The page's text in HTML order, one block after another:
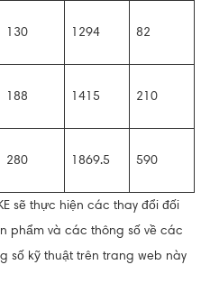
130 1294 82
188 1415 210
280 1869.5 590
sẽ thực hiện các thay đổi đối
phẩm và các thông số về các
số kỹ thuật trên trang web này